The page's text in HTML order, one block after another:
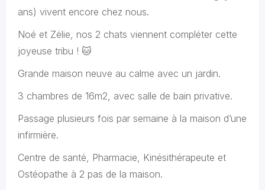
ans) vivent encore chez nous.
Noé et Zélie, nos 2 chats viennent compléter cette
joyeuse tribu ! 🐱
Grande maison neuve au calme avec un jardin.
3 chambres de 16m2, avec salle de bain privative.
Passage plusieurs fois par semaine à la maison d’une
infirmière.
Centre de santé, Pharmacie, Kinésithérapeute et
Ostéopathe à 2 pas de la maison.